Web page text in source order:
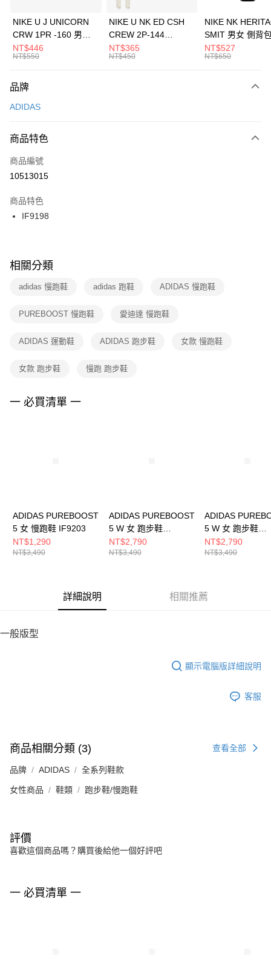
元大商業銀行
台灣樂天信用卡公司
全盈+PAY
AFTEE先享後付
【關於「AFTEE先享後付」】
便利好安心！
３．安心：先確認商品／服務後，再付款。
【「AFTEE先享後付」結帳流程】
１．於結帳方式選擇「AFTEE先享後付」後，將跳轉至「AFTEE先享後付」
２．訂單成立數日內，您將收到繳費通知簡訊。
３．收到繳費通知簡訊後14天內，點擊此簡訊中的連結，可透過四大超商／
ATM／網路銀行／等多元方式進行付款，方視為交易完成。
※ 交易是否成功請以「AFTEE先享後付 」之結帳頁面顯示為準，若有關於
是否繳費成功／繳費後需取消欲退款等相關疑問，請聯繫「AFTEE先享後付
客戶支援中心」https://netprotections.freshdesk.com/support/home
１．透過由恩沛科技股份有限公司提供之「AFTEE先享後付」服務完成之交
權轉讓予恩沛科技股份有限公司。
３．未成年的使用者請事先徵得法定代理人或監護人之同意方可使用
４．使用「AFTEE先享後付」時，將依據個別帳號之用戶狀況，依本公司即
運送方式
每筆NT$100，滿NT$1,500(含以上)免運費
宅配
每筆NT$100，滿NT$1,500(含以上)免運費
付款後門市自取
每筆NT$100，滿NT$1,500(含以上)免運費
NIKE U J UNICORN
CRW 1PR -160 男女
中統襪 FZ3393100
NT$446
NT$550
NIKE U NK ED CSH
CREW 2P-144
EMBRDY 男女 短統襪
FZ3073133
NT$365
NT$450
NIKE NK
SMIT 男女 側背
BA5871010
NT$527
NT$650
品牌
ADIDAS
商品特色
商品編號
10513015
商品特色
IF9198
相關分類
adidas 慢跑鞋 adidas 跑鞋 ADIDAS 慢跑鞋
PUREBOOST 慢跑鞋 愛迪達 慢跑鞋
ADIDAS 運動鞋 ADIDAS 跑步鞋 女款 慢跑鞋
女款 跑步鞋 慢跑 跑步鞋
一 必買清單 一
ADIDAS PUREBOOST
5 女 慢跑鞋 IF9203
NT$1,290
NT$3,490
ADIDAS PUREBOOST
5 W 女 跑步鞋
JQ6910
NT$2,790
NT$3,490
ADIDAS
5 W 女 跑步鞋
JQ6912
NT$2,790
NT$3,490
詳細說明 相關推薦
一般版型
顯示電腦版詳細說明
客服
商品相關分類 (3) 查看全部
品牌 ADIDAS 全系列鞋款
女性商品 鞋類 跑步鞋/慢跑鞋
評價
喜歡這個商品嗎？購買後給他一個好評吧
一 必買清單 一